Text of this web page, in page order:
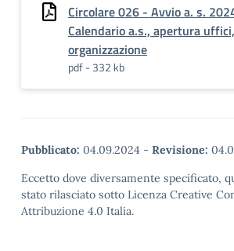
Circolare 026 - Avvio a. s.
Calendario a.s., apertura uffici,
organizzazione
pdf - 332 kb
Pubblicato: 04.09.2024 - Revisione:
Eccetto dove diversamente specificato,
stato rilasciato sotto Licenza Creative
Attribuzione 4.0 Italia.